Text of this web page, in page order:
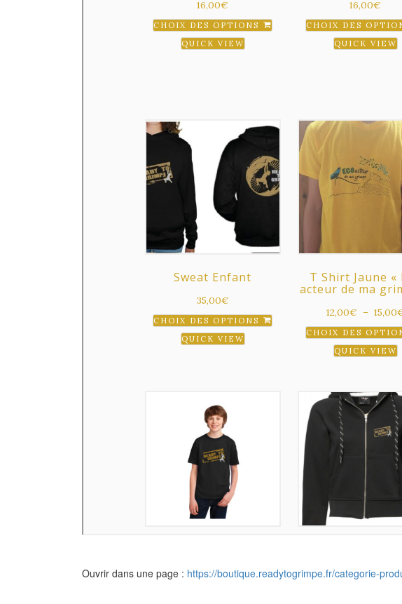
Ouvrir dans une page : https://boutique.readytogrimpe.fr/categorie-